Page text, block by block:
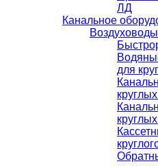
ЛД
Канальное
Воздуховоды
для